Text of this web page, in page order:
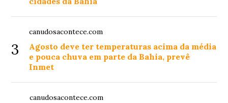
3
canudosacontece.com
Agosto deve ter temperaturas acima da média
e pouca chuva em parte da Bahia, prevê
Inmet
canudosacontece.com